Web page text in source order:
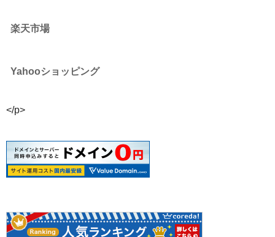
楽天市場
Yahooショッピング
</p>